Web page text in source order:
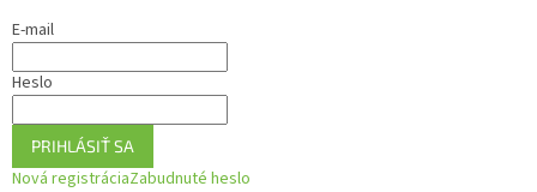
E-mail
Heslo
PRIHLÁSIŤ SA
Nová registráciaZabudnuté heslo